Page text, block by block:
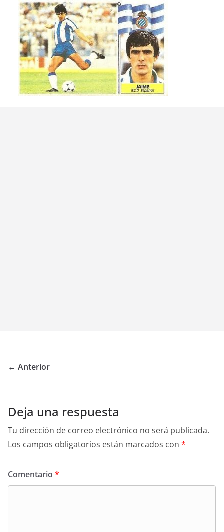
← Anterior
Deja una respuesta
Tu dirección de correo electrónico no será publicada.
Los campos obligatorios están marcados con *
Comentario *